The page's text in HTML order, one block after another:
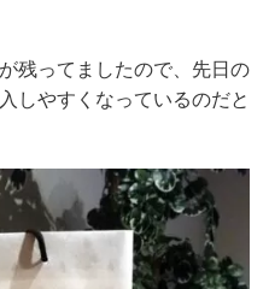
残ってましたので、先日の
しやすくなっているのだと